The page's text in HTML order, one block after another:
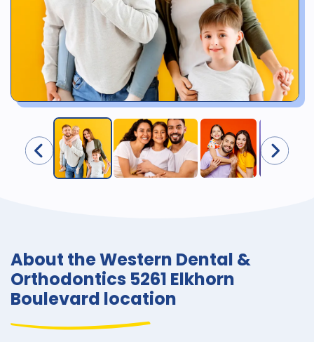
About the Western Dental &
Orthodontics 5261 Elkhorn
Boulevard location